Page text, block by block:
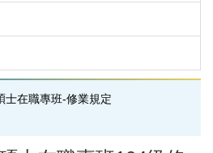
士在職專班-修業規定